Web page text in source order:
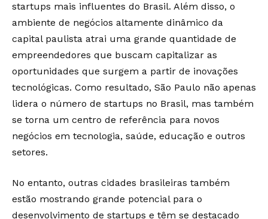
startups mais influentes do Brasil. Além disso, o
ambiente de negócios altamente dinâmico da
capital paulista atrai uma grande quantidade de
empreendedores que buscam capitalizar as
oportunidades que surgem a partir de inovações
tecnológicas. Como resultado, São Paulo não apenas
lidera o número de startups no Brasil, mas também
se torna um centro de referência para novos
negócios em tecnologia, saúde, educação e outros
setores.
No entanto, outras cidades brasileiras também
estão mostrando grande potencial para o
desenvolvimento de startups e têm se destacado